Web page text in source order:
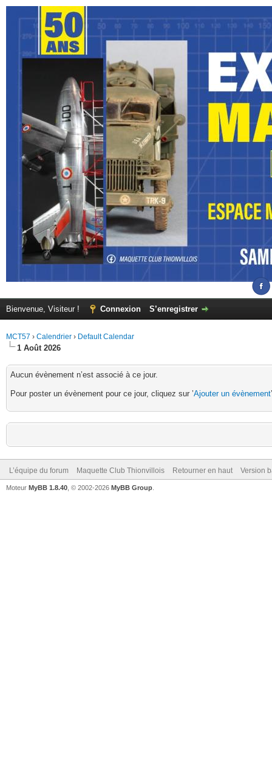
Bienvenue, Visiteur ! Connexion S’enregistrer
MCT57 › Calendrier › Default Calendar
1 Août 2026
Aucun évènement n’est associé à ce jour.
Pour poster un évènement pour ce jour, cliquez sur ’Ajouter un évènement
L’équipe du forum Maquette Club Thionvillois Retourner en haut Version
Moteur MyBB 1.8.40 , © 2002-2026 MyBB Group